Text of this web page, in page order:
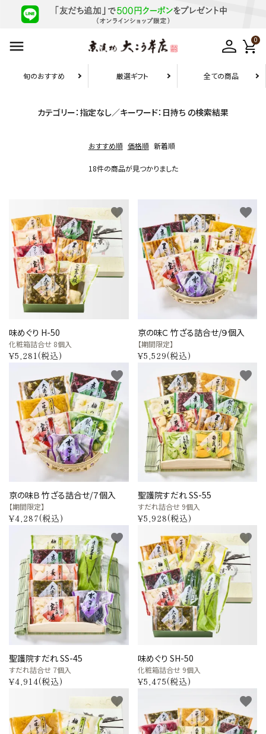
0
旬のおすすめ 厳選ギフト 全ての商品
お届け先1件につき
10,800円（税込）以上の配送で
search
厳選ギフト
お試しセット
カテゴリーから探す
浅漬のお漬物
しば漬などの京つけもの（日持ち商品）
筍・沢庵・奈良漬（日持ち商品）
梅干・ちりめん山椒・佃煮（日持ち商
品）
旬の頒布会
手提げ袋・小袋・保冷袋など
価格から探す
目的から探す
店舗案内
お電話でのご注文
0120-075-493
FAXでのご注文
0120-075-492
FAX専用注文用紙はこちら（PDF）
カテゴリー：指定なし／キーワード：日持ち の検索結果
おすすめ順 価格順 新着順
18件の商品が見つかりました
味めぐり H-50
化粧箱詰合せ 8個入
¥5,281(税込)
favorite
京の味Ｃ 竹ざる詰合せ/９個入
【期間限定】
¥5,529(税込)
favorite
京の味Ｂ 竹ざる詰合せ/７個入
【期間限定】
¥4,287(税込)
favorite
聖護院すだれ SS-55
すだれ詰合せ 9個入
¥5,928(税込)
favorite
聖護院すだれ SS-45
すだれ詰合せ 7個入
¥4,914(税込)
favorite
味めぐり SH-50
化粧箱詰合せ 9個入
¥5,475(税込)
favorite
favorite favorite